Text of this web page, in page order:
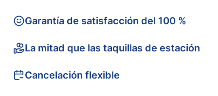
Garantía de satisfacción del 100 %
La mitad que las taquillas de estación
Cancelación flexible